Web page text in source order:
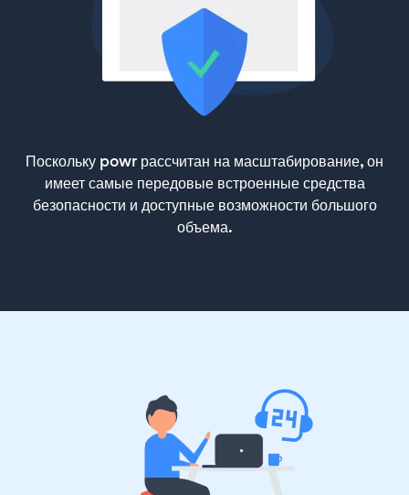
Поскольку powr рассчитан на масштабирование, он
имеет самые передовые встроенные средства
безопасности и доступные возможности большого
объема.